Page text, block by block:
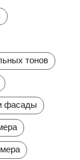
тонов
фасады